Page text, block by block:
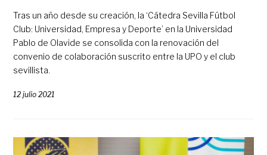
Tras un año desde su creación, la ‘Cátedra Sevilla Fútbol
Club: Universidad, Empresa y Deporte’ en la Universidad
Pablo de Olavide se consolida con la renovación del
convenio de colaboración suscrito entre la UPO y el club
sevillista.
12 julio 2021